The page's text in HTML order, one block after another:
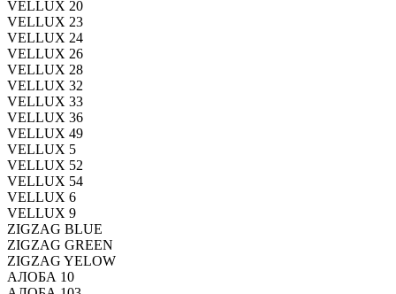
VELLUX 20
VELLUX 23
VELLUX 24
VELLUX 26
VELLUX 28
VELLUX 32
VELLUX 33
VELLUX 36
VELLUX 49
VELLUX 5
VELLUX 52
VELLUX 54
VELLUX 6
VELLUX 9
ZIGZAG BLUE
ZIGZAG GREEN
ZIGZAG YELOW
АЛОБА 10